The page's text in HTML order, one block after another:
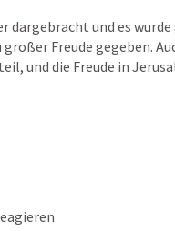
dargebracht und es
Freude gegeben.
und die Freude in